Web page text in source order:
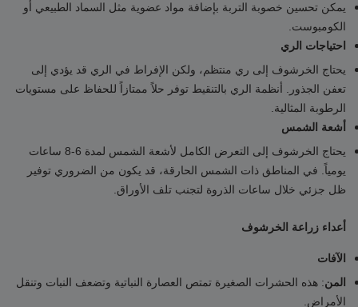
يمكن تحسين خصوبة التربة بإضافة مواد عضوية مثل السماد الطبيعي أو
الكومبوست.
احتياجات الري
يحتاج الخرشوف إلى ري منتظم، ولكن الإفراط في الري قد يؤدي إلى
تعفن الجذور. أنظمة الري بالتنقيط توفر حلاً ممتازاً للحفاظ على مستويات
الرطوبة المثالية.
أشعة الشمس
يحتاج الخرشوف إلى التعرض الكامل لأشعة الشمس لمدة 6-8 ساعات
يومياً. في المناطق ذات الشمس الحارقة، قد يكون من الضروري توفير
ظل جزئي خلال ساعات الذروة لتجنب تلف الأوراق.
أعداء زراعة الخرشوف
الآفات
المن: هذه الحشرات الصغيرة تمتص العصارة النباتية وتضعف النبات وتنقل
الأمراض.